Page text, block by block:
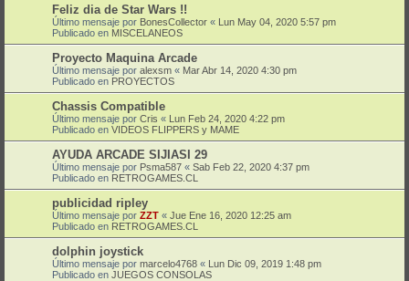
Feliz dia de Star Wars !!
Último mensaje por BonesCollector « Lun May 04, 2020 5:57 pm
Publicado en MISCELANEOS
Proyecto Maquina Arcade
Último mensaje por alexsm « Mar Abr 14, 2020 4:30 pm
Publicado en PROYECTOS
Chassis Compatible
Último mensaje por Cris « Lun Feb 24, 2020 4:22 pm
Publicado en VIDEOS FLIPPERS y MAME
AYUDA ARCADE SIJIASI 29
Último mensaje por Psma587 « Sab Feb 22, 2020 4:37 pm
Publicado en RETROGAMES.CL
publicidad ripley
Último mensaje por ZZT « Jue Ene 16, 2020 12:25 am
Publicado en RETROGAMES.CL
dolphin joystick
Último mensaje por marcelo4768 « Lun Dic 09, 2019 1:48 pm
Publicado en JUEGOS CONSOLAS